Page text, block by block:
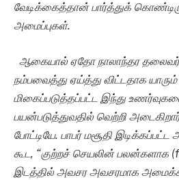
வேடிக்கைத்தான் பார்த்துக்
அமைப்புகள்.
ஆகையால் ஏதோ நாலாந்தர
நம்பவைத்து ஏய்த்து விட்டதாக
மிகைப்படுத்தப்பட்ட இந்து
பயன்படுத்துவதில் வெற்றி
போட்டியே. பாபர் மசூதி இடிக்கப்பட்ட
கூட, “குற்றச் செயலின் பலன்களாக (
இடத்தில் அவசர அவசரமாக